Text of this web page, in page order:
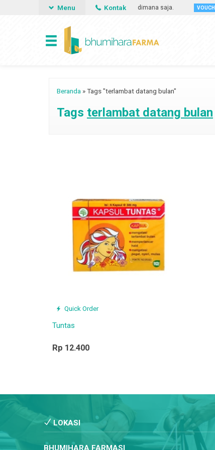
memesan obat apa saja, kapan saja dan dimana saja. VOUCHER
Menu Kontak
Beranda »Tags "terlambat datang bulan"
Tags terlambat datang bulan
Quick Order
Tuntas
Rp 12.400
LOKASI
BHUMIHARA FARMASI